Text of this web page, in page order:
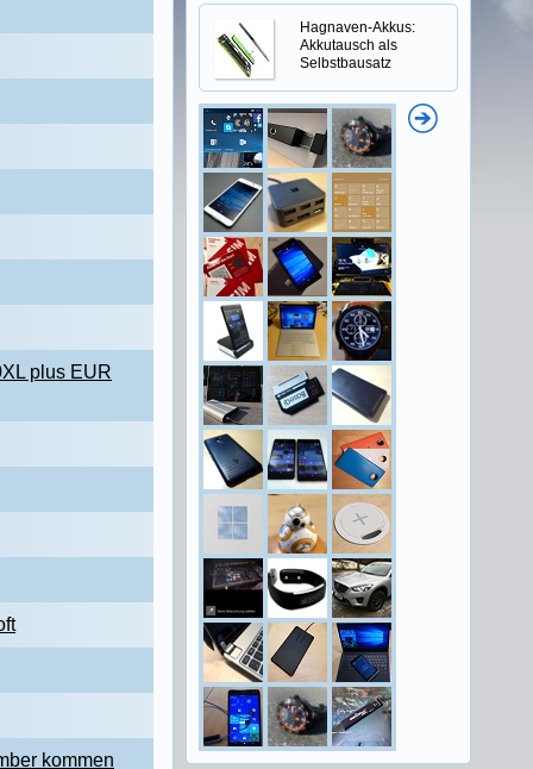
plus EUR
kommen
Hagnaven-Akkus:
Akkutausch als
Selbstbausatz